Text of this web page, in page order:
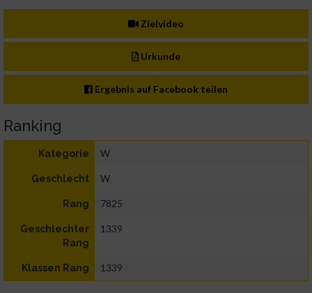
Zielvideo
Urkunde
Ergebnis auf Facebook teilen
Ranking
Kategorie W
Geschlecht W
Rang 7825
Geschlechter
Rang
1339
Klassen Rang 1339